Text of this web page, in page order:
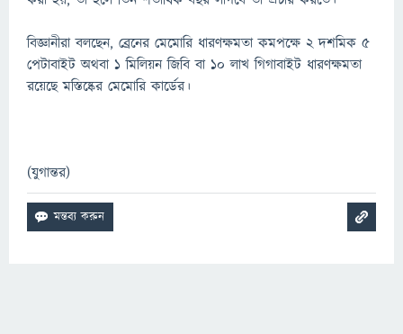
বিজ্ঞানীরা বলছেন, ব্রেনের মেমোরি ধারণক্ষমতা কমপক্ষে ২ দশমিক ৫
পেটাবাইট অথবা ১ মিলিয়ন জিবি বা ১০ লাখ গিগাবাইট ধারণক্ষমতা
রয়েছে মস্তিষ্কের মেমোরি কার্ডের।
(যুগান্তর)